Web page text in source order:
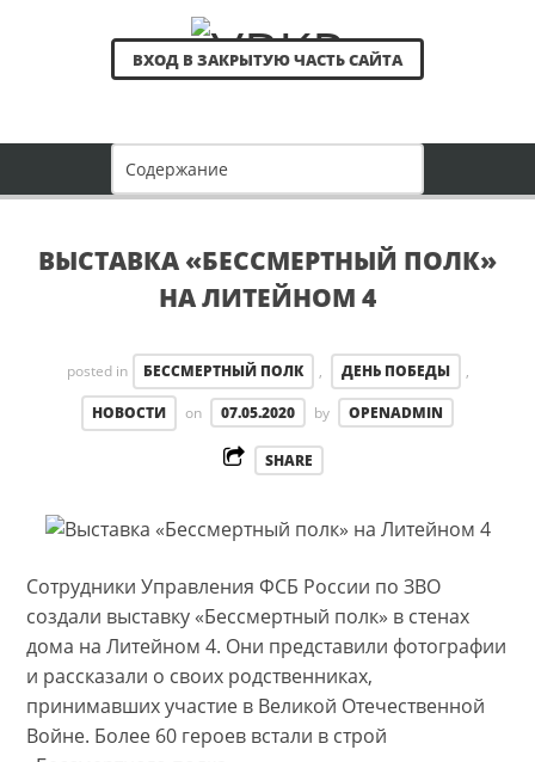
ВХОД В ЗАКРЫТУЮ ЧАСТЬ САЙТА
ВЫСТАВКА «БЕССМЕРТНЫЙ ПОЛК»
НА ЛИТЕЙНОМ 4
posted in БЕССМЕРТНЫЙ ПОЛК , ДЕНЬ ПОБЕДЫ ,
НОВОСТИ on 07.05.2020 by OPENADMIN
SHARE
Сотрудники Управления ФСБ России по ЗВО
создали выставку «Бессмертный полк» в стенах
дома на Литейном 4. Они представили фотографии
и рассказали о своих родственниках,
принимавших участие в Великой Отечественной
Войне. Более 60 героев встали в строй